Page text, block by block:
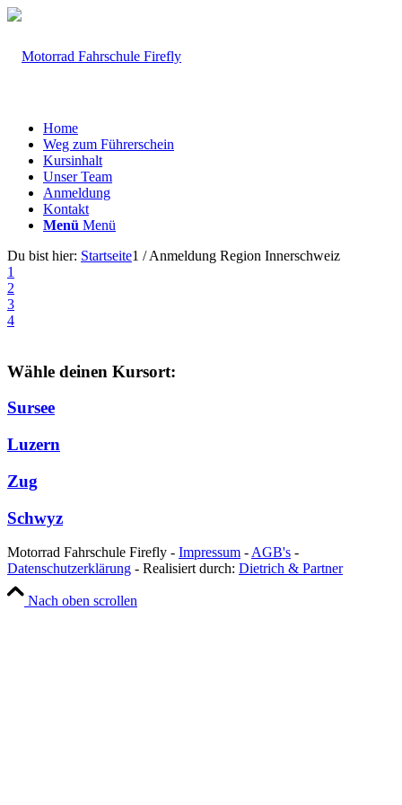
Home
Weg zum Führerschein
Kursinhalt
Unser Team
Anmeldung
Kontakt
Menü Menü
Du bist hier: Startseite1 / Anmeldung Region Innerschweiz
1
2
3
4
Wähle deinen Kursort:
Sursee
Luzern
Zug
Schwyz
Motorrad Fahrschule Firefly - Impressum - AGB's -
Datenschutzerklärung - Realisiert durch: Dietrich & Partner
Nach oben scrollen